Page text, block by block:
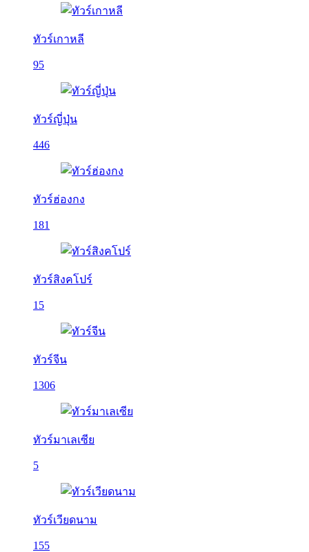
ทัวร์เกาหลี
95
ทัวร์ญี่ปุ่น
446
ทัวร์ฮ่องกง
181
ทัวร์สิงคโปร์
15
ทัวร์จีน
1306
ทัวร์มาเลเซีย
5
ทัวร์เวียดนาม
155